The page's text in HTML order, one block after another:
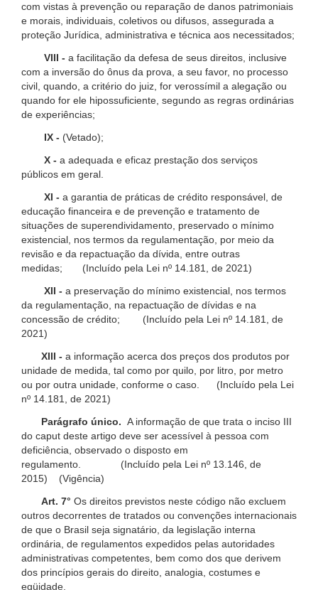
com vistas à prevenção ou reparação de danos patrimoniais
e morais, individuais, coletivos ou difusos, assegurada a
proteção Jurídica, administrativa e técnica aos necessitados;
VIII - a facilitação da defesa de seus direitos, inclusive
com a inversão do ônus da prova, a seu favor, no processo
civil, quando, a critério do juiz, for verossímil a alegação ou
quando for ele hipossuficiente, segundo as regras ordinárias
de experiências;
IX - (Vetado);
X - a adequada e eficaz prestação dos serviços
públicos em geral.
XI - a garantia de práticas de crédito responsável, de
educação financeira e de prevenção e tratamento de
situações de superendividamento, preservado o mínimo
existencial, nos termos da regulamentação, por meio da
revisão e da repactuação da dívida, entre outras
medidas; (Incluído pela Lei nº 14.181, de 2021)
XII - a preservação do mínimo existencial, nos termos
da regulamentação, na repactuação de dívidas e na
concessão de crédito; (Incluído pela Lei nº 14.181, de
2021)
XIII - a informação acerca dos preços dos produtos por
unidade de medida, tal como por quilo, por litro, por metro
ou por outra unidade, conforme o caso. (Incluído pela Lei
nº 14.181, de 2021)
Parágrafo único. A informação de que trata o inciso III
do caput deste artigo deve ser acessível à pessoa com
deficiência, observado o disposto em
regulamento. (Incluído pela Lei nº 13.146, de
2015) (Vigência)
Art. 7° Os direitos previstos neste código não excluem
outros decorrentes de tratados ou convenções internacionais
de que o Brasil seja signatário, da legislação interna
ordinária, de regulamentos expedidos pelas autoridades
administrativas competentes, bem como dos que derivem
dos princípios gerais do direito, analogia, costumes e
eqüidade.